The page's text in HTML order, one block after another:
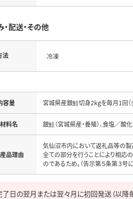
配送・その他
法 冷凍
容量 宮城県産銀鮭切身2kgを毎月1回（
料名 銀鮭（宮城県産・養殖）、食塩／酸化
品理由
気仙沼市内において返礼品等の製
全ての部分を行うことにより相応
のであるため。（告示第５条第３号
日の翌月または翌々月に初回発送（以降